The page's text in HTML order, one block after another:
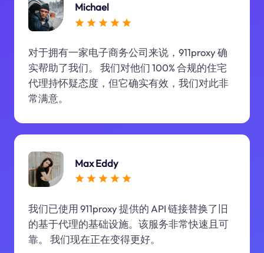
Michael
对于拥有一家电子商务公司来说，911proxy 确
实帮助了我们。 我们对他们 100% 合规的住宅
代理持怀疑态度，但它确实有效，我们对此非
常满意。
Max Eddy
我们已使用 911proxy 提供的 API 链接替换了旧
的基于代理的基础设施。该服务非常快速且可
靠。 我们现在正在变得更好。